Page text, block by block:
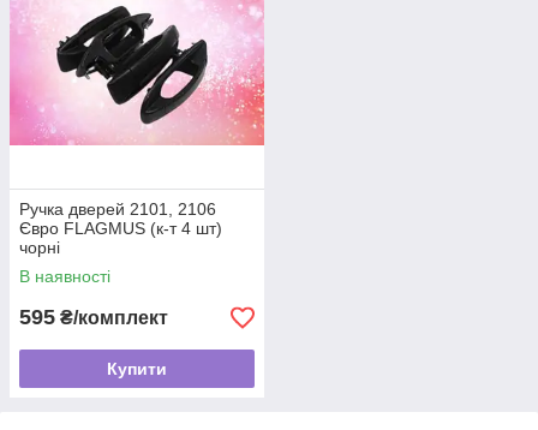
Ручка дверей 2101, 2106
Євро FLAGMUS (к-т 4 шт)
чорні
В наявності
595 ₴/комплект
Купити